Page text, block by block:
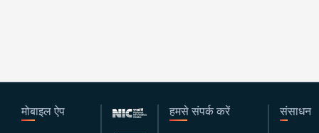
मोबाइल ऐप हमसे संपर्क करें संसाधन